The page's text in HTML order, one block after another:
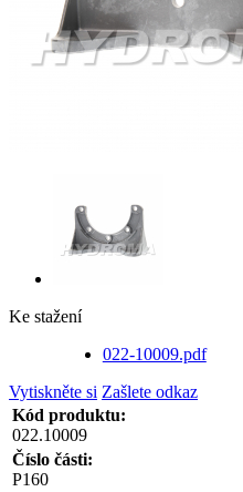
Ke stažení
022-10009.pdf
Vytiskněte si Zašlete odkaz
Kód produktu:
022.10009
Číslo části:
P160